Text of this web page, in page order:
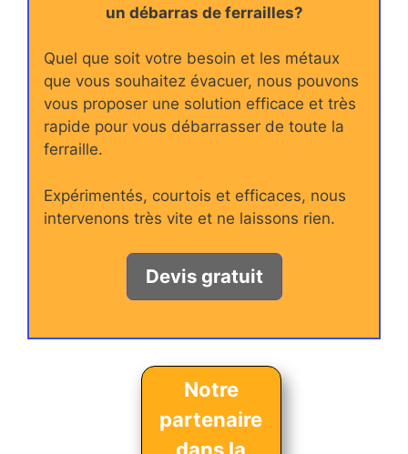
un débarras de ferrailles?
Quel que soit votre besoin et les métaux
que vous souhaitez évacuer, nous pouvons
vous proposer une solution efficace et très
rapide pour vous débarrasser de toute la
ferraille.
Expérimentés, courtois et efficaces, nous
intervenons très vite et ne laissons rien.
Devis gratuit
Notre
partenaire